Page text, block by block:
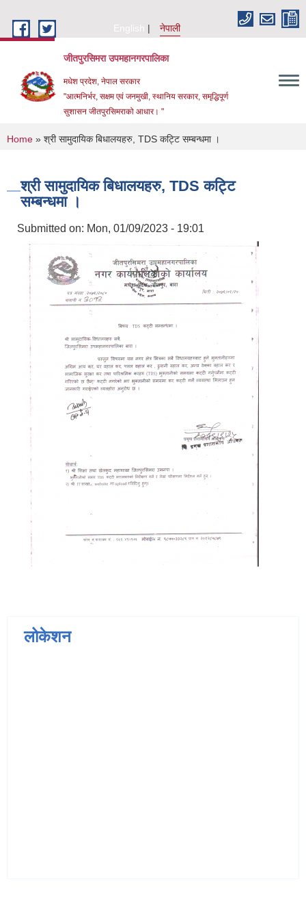
English
नेपाली
जीतपुरसिमरा उपमहानगरपालिका
मधेश प्रदेश, नेपाल सरकार
"आत्मनिर्भर, सक्षम एवं जनमुखी, स्थानिय सरकार, समृद्धिपूर्ण
सुशासन जीतपुरसिमराको आधार। "
You are here
Home » श्री सामुदायिक बिधालयहरु, TDS कट्टि सम्बन्धमा ।
श्री सामुदायिक बिधालयहरु, TDS कट्टि
सम्बन्धमा ।
Submitted on: Mon, 01/09/2023 - 19:01
लोकेशन